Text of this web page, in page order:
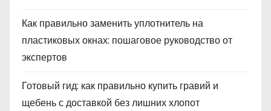
Как правильно заменить уплотнитель на
пластиковых окнах: пошаговое руководство от
экспертов
Готовый гид: как правильно купить гравий и
щебень с доставкой без лишних хлопот